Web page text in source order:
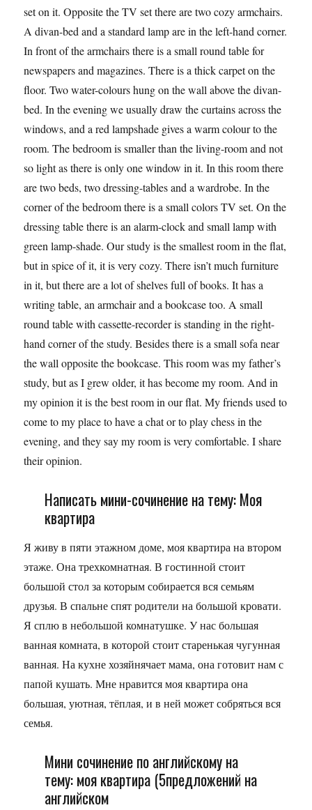
set on it. Opposite the TV set there are two cozy armchairs.
A divan-bed and a standard lamp are in the left-hand corner.
In front of the armchairs there is a small round table for
newspapers and magazines. There is a thick carpet on the
floor. Two water-colours hung on the wall above the divan-
bed. In the evening we usually draw the curtains across the
windows, and a red lampshade gives a warm colour to the
room. The bedroom is smaller than the living-room and not
so light as there is only one window in it. In this room there
are two beds, two dressing-tables and a wardrobe. In the
corner of the bedroom there is a small colors TV set. On the
dressing table there is an alarm-clock and small lamp with
green lamp-shade. Our study is the smallest room in the flat,
but in spice of it, it is very cozy. There isn’t much furniture
in it, but there are a lot of shelves full of books. It has a
writing table, an armchair and a bookcase too. A small
round table with cassette-recorder is standing in the right-
hand corner of the study. Besides there is a small sofa near
the wall opposite the bookcase. This room was my father’s
study, but as I grew older, it has become my room. And in
my opinion it is the best room in our flat. My friends used to
come to my place to have a chat or to play chess in the
evening, and they say my room is very comfortable. I share
their opinion.
Написать мини-сочинение на тему: Моя
квартира
Я живу в пяти этажном доме, моя квартира на втором
этаже. Она трехкомнатная. В гостинной стоит
большой стол за которым собирается вся семьям
друзья. В спальне спят родители на большой кровати.
Я сплю в небольшой комнатушке. У нас большая
ванная комната, в которой стоит старенькая чугунная
ванная. На кухне хозяйнячает мама, она готовит нам с
папой кушать. Мне нравится моя квартира она
большая, уютная, тёплая, и в ней может собряться вся
семья.
Мини сочинение по английскому на
тему: моя квартира (5предложений на
английском